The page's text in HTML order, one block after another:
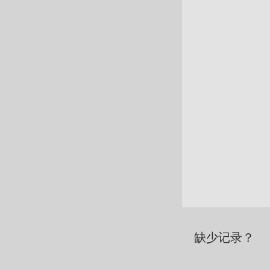
缺少记录？